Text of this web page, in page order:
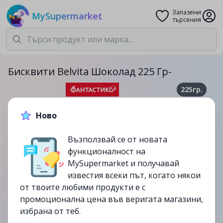
MySupermarket
Запазени
търсения
Бисквити Belvita Шоколад 225 Гр-
225гр.
3.29лв.
23/07
Ново
Възползвай се от новата
функционалност на
MySupermarket и получавай
известия всеки път, когато някои
от твоите любими продукти е с
промоционална цена във веригата магазини,
избрана от теб.